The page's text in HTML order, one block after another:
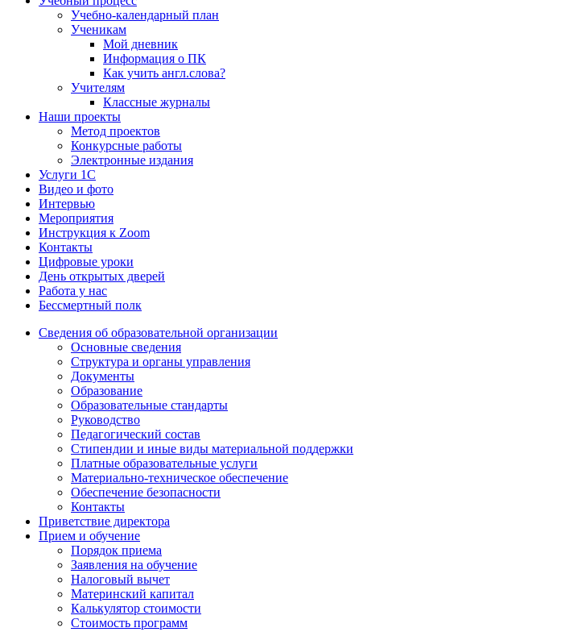
Учебно-календарный план
Ученикам
Мой дневник
Информация о ПК
Как учить англ.слова?
Учителям
Классные журналы
Наши проекты
Метод проектов
Конкурсные работы
Электронные издания
Услуги 1C
Видео и фото
Интервью
Мероприятия
Инструкция к Zoom
Контакты
Цифровые уроки
День открытых дверей
Работа у нас
Бессмертный полк
Сведения об образовательной организации
Основные сведения
Структура и органы управления
Документы
Образование
Образовательные стандарты
Руководство
Педагогический состав
Стипендии и иные виды материальной поддержки
Платные образовательные услуги
Материально-техническое обеспечение
Обеспечение безопасности
Контакты
Приветствие директора
Прием и обучение
Порядок приема
Заявления на обучение
Налоговый вычет
Материнский капитал
Калькулятор стоимости
Стоимость программ